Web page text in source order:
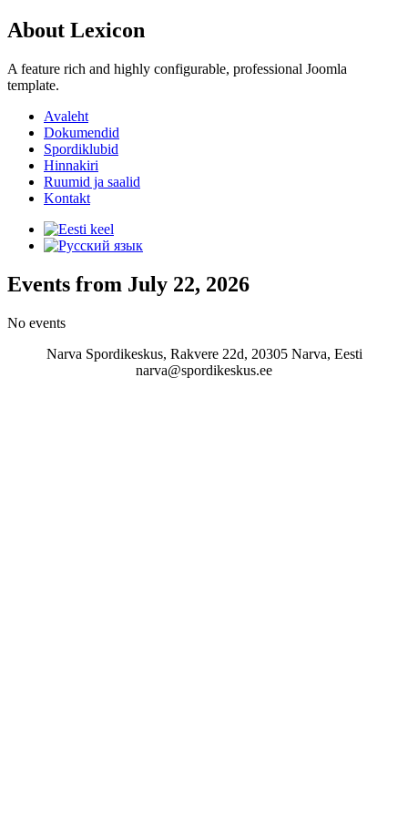
About Lexicon
A feature rich and highly configurable, professional Joomla
template.
Avaleht
Dokumendid
Spordiklubid
Hinnakiri
Ruumid ja saalid
Kontakt
Events from July 22, 2026
No events
Narva Spordikeskus, Rakvere 22d, 20305 Narva, Eesti
narva@spordikeskus.ee